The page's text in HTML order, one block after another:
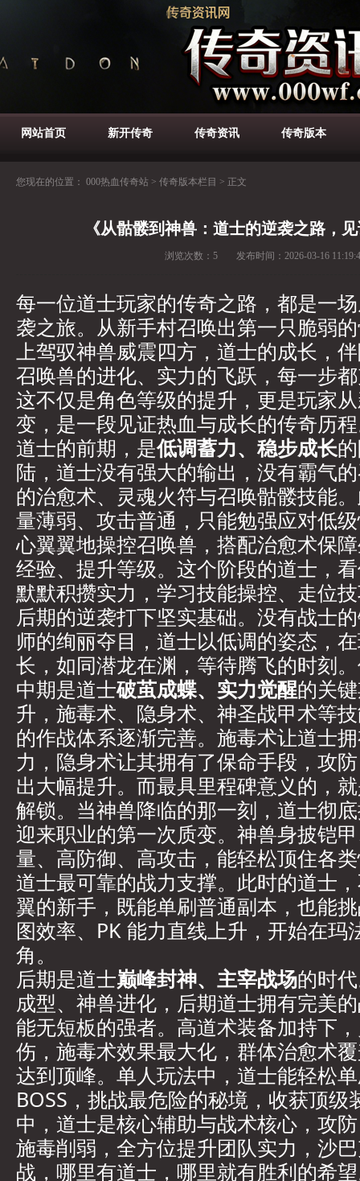
网站首页 新开传奇 传奇资讯 传奇版本
您现在的位置： 000热血传奇站 > 传奇版本栏目 > 正文
《从骷髅到神兽：道士的逆袭之路，
浏览次数： 5 发布时间： 2026-03-16
每一位道士玩家的传奇之路，都是一
袭之旅。从新手村召唤出第一只脆弱
上驾驭神兽威震四方，道士的成长，
召唤兽的进化、实力的飞跃，每一步
这不仅是角色等级的提升，更是玩家
变，是一段见证热血与成长的传奇历
道士的前期，是低调蓄力、稳步成长
陆，道士没有强大的输出，没有霸气
的治愈术、灵魂火符与召唤骷髅技能
量薄弱、攻击普通，只能勉强应对低
心翼翼地操控召唤兽，搭配治愈术保
经验、提升等级。这个阶段的道士，
默默积攒实力，学习技能操控、走位
后期的逆袭打下坚实基础。没有战士
师的绚丽夺目，道士以低调的姿态，
长，如同潜龙在渊，等待腾飞的时刻。
中期是道士破茧成蝶、实力觉醒的关
升，施毒术、隐身术、神圣战甲术等
的作战体系逐渐完善。施毒术让道士
力，隐身术让其拥有了保命手段，攻
出大幅提升。而最具里程碑意义的，
解锁。当神兽降临的那一刻，道士彻
迎来职业的第一次质变。神兽身披铠
量、高防御、高攻击，能轻松顶住各
道士最可靠的战力支撑。此时的道士
翼的新手，既能单刷普通副本，也能
图效率、PK 能力直线上升，开始在玛
角。
后期是道士巅峰封神、主宰战场的时
成型、神兽进化，后期道士拥有完美
能无短板的强者。高道术装备加持下
伤，施毒术效果最大化，群体治愈术
达到顶峰。单人玩法中，道士能轻松
BOSS，挑战最危险的秘境，收获顶级
中，道士是核心辅助与战术核心，攻
施毒削弱，全方位提升团队实力，沙
战，哪里有道士，哪里就有胜利的希